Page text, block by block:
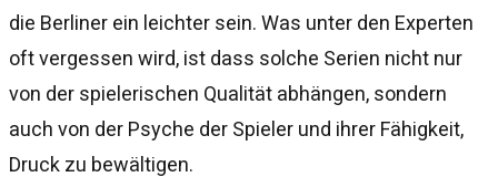
die Berliner ein leichter sein. Was unter den Experten
oft vergessen wird, ist dass solche Serien nicht nur
von der spielerischen Qualität abhängen, sondern
auch von der Psyche der Spieler und ihrer Fähigkeit,
Druck zu bewältigen.